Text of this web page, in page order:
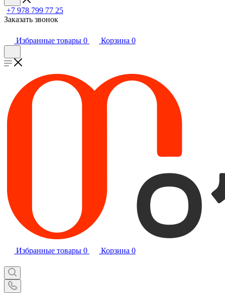
+7 978 799 77 25
Заказать звонок
Избранные товары 0 Корзина 0
Избранные товары 0 Корзина 0